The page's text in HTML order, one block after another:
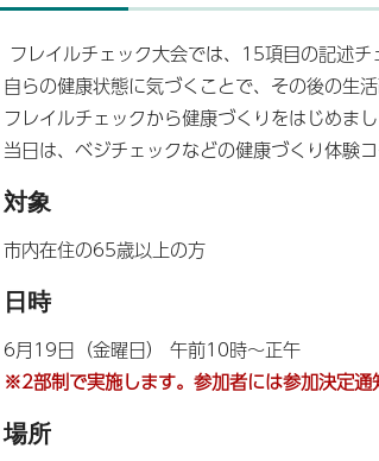
フレイルチェック大会では、15項目の記述
自らの健康状態に気づくことで、その後の生
フレイルチェックから健康づくりをはじめまし
当日は、ベジチェックなどの健康づくり体験コ
対象
市内在住の65歳以上の方
日時
6月19日（金曜日） 午前10時～正午
※2部制で実施します。参加者には参加決定
場所